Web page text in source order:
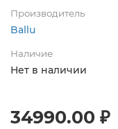
Производитель
Ballu
Наличие
Нет в наличии
34990.00 ₽